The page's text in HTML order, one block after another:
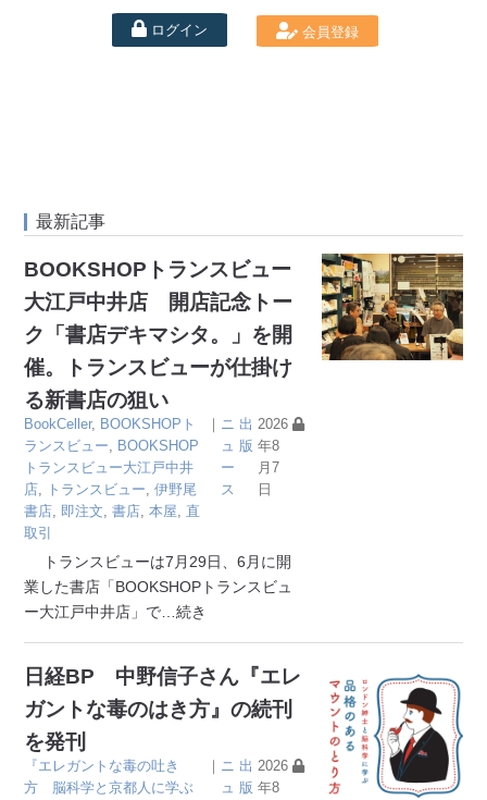
ログイン 会員登録
最新記事
BOOKSHOPトランスビュー
大江戸中井店 開店記念トー
ク「書店デキマシタ。」を開
催。トランスビューが仕掛け
る新書店の狙い
BookCeller, BOOKSHOPト
ランスビュー, BOOKSHOP
トランスビュー大江戸中井
店, トランスビュー,伊野尾
書店, 即注文,書店,本屋, 直
取引
｜ ニ
ュ
ー
ス
出
版
2026
年8
月7
日
トランスビューは7月29日、6月に開
業した書店「BOOKSHOPトランスビュ
ー大江戸中井店」で…続き
日経BP 中野信子さん『エレ
ガントな毒のはき方』の続刊
を発刊
『エレガントな毒の吐き
方 脳科学と京都人に学ぶ
｜ ニ
ュ
出
版
2026
年8